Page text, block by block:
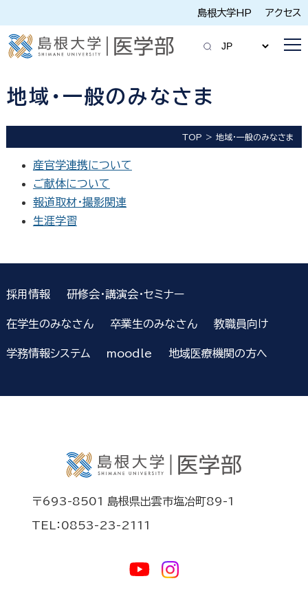
島根大学HP アクセス
地域・一般のみなさま
TOP 地域・一般のみなさま
産官学連携について
ご献体について
報道取材・撮影関連
生涯学習
採用情報 研修会・講演会・セミナー
在学生のみなさん 卒業生のみなさん 教職員向け
学務情報システム moodle 地域医療機関の方へ
〒693-8501 島根県出雲市塩冶町89-1
TEL：0853-23-2111